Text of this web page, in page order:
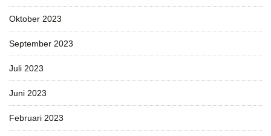
Oktober 2023
September 2023
Juli 2023
Juni 2023
Februari 2023